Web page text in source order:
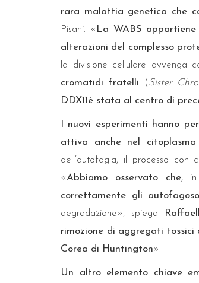
rara malattia genetica che
Pisani. « La WABS
alterazioni del complesso
la divisione cellulare avvenga
cromatidi fratelli (Sister
DDX11è stata al centro di
I nuovi esperimenti hanno
attiva anche nel
dell’autofagia, il processo con
«Abbiamo osservato che, in
correttamente gli
degradazione», spiega
rimozione di aggregati
Corea di Huntington».
Un altro elemento chiave